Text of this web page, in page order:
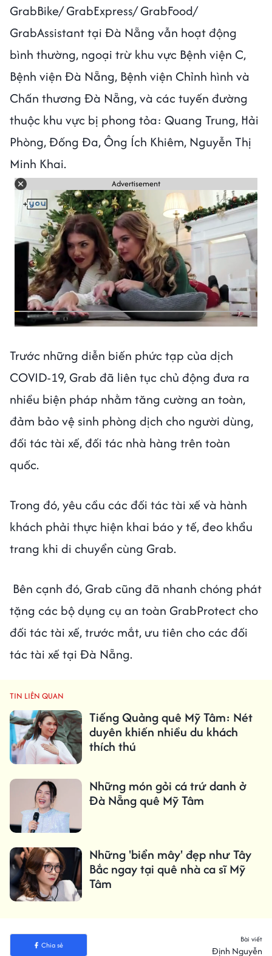
GrabBike/ GrabExpress/ GrabFood/
GrabAssistant tại Đà Nẵng vẫn hoạt động
bình thường, n​goại trừ khu vực Bệnh viện C,
Bệnh viện Đà Nẵng, Bệnh viện Chỉnh hình và
Chấn thương Đà Nẵng, và các tuyến đường
thuộc khu vực bị phong tỏa: Quang Trung, Hải
Phòng, Đống Đa, Ông Ích Khiêm, Nguyễn Thị
Minh Khai.
Advertisement
Trước những diễn biến phức tạp của dịch
COVID-19, Grab đã liên tục chủ động đưa ra
nhiều biện pháp nhằm tăng cường an toàn,
đảm bảo vệ sinh phòng dịch cho người dùng,
đối tác tài xế, đối tác nhà hàng trên toàn
quốc.
Trong đó, yêu cầu các đối tác tài xế và hành
khách phải thực hiện khai báo y tế, đeo khẩu
trang khi di chuyển cùng Grab.
Bên cạnh đó, Grab cũng đã nhanh chóng phát
tặng các bộ dụng cụ an toàn GrabProtect cho
đối tác tài xế, trước mắt, ưu tiên cho các đối
tác tài xế tại Đà Nẵng.
TIN LIÊN QUAN
Tiếng Quảng quê Mỹ Tâm: Nét
duyên khiến nhiều du khách
thích thú
Những món gỏi cá trứ danh ở
Đà Nẵng quê Mỹ Tâm
Những 'biển mây' đẹp như Tây
Bắc ngay tại quê nhà ca sĩ Mỹ
Tâm
Chia sẻ
Bài viết
Định Nguyễn